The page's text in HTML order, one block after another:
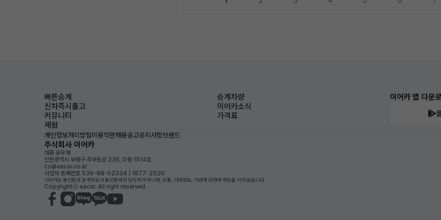
빠른승계
승계차량
신차즉시출고
이어카소식
커뮤니티
가격표
제원
이어카 앱 다운
개인정보처리방침이용약관채용공고공지사항브랜드
주식회사 이어카
대표 유우재
인천광역시 부평구 주부토로 236, D동 1514호
cs@eacar.co.kr
사업자 등록번호 539-88-02334 | 1877-2520
이어카는 통신판매 중개자로서 통신판매의 당사자가 아니며, 상품, 거래정보, 거래에 대하여 책임을 지지 않습니다.
Copyrightⓒ eacar. All right reserved.